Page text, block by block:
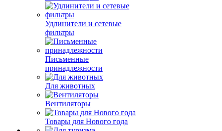
Удлинители и сетевые
фильтры
Письменные
принадлежности
Для животных
Вентиляторы
Товары для Нового года